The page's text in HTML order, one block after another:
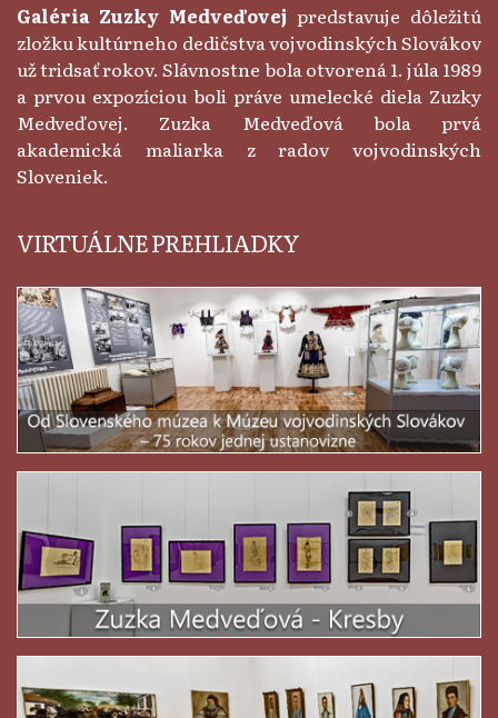
Galéria Zuzky Medveďovej predstavuje dôležitú
zložku kultúrneho dedičstva vojvodinských Slovákov
už tridsať rokov. Slávnostne bola otvorená 1. júla 1989
a prvou expozíciou boli práve umelecké diela Zuzky
Medveďovej. Zuzka Medveďová bola prvá
akademická maliarka z radov vojvodinských
Sloveniek.
VIRTUÁLNE PREHLIADKY